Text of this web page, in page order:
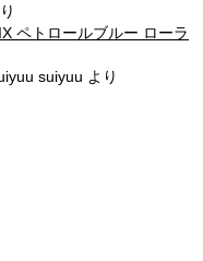
ペトロールブルー ローラ
suiyuu より